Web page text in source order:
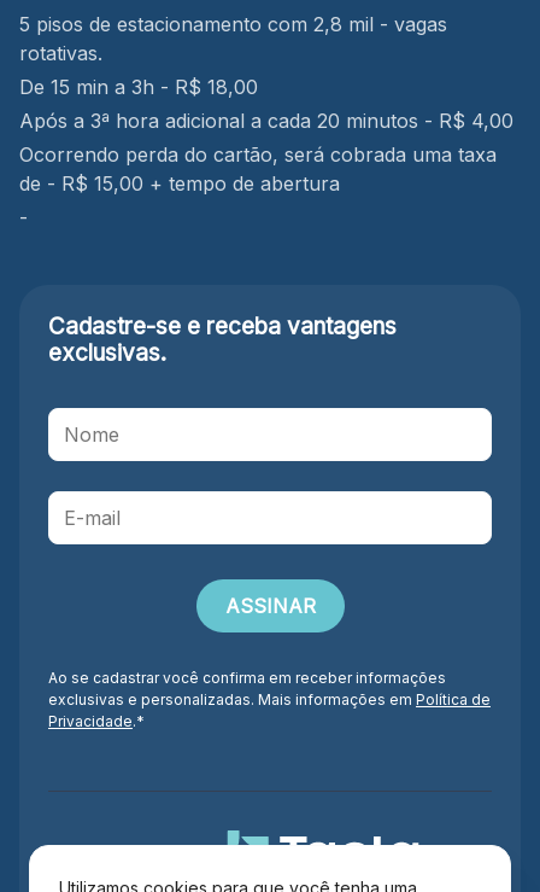
Utilizamos cookies para que você tenha uma
5 pisos de estacionamento com 2,8 mil - vagas
rotativas.
De 15 min a 3h - R$ 18,00
Após a 3ª hora adicional a cada 20 minutos - R$ 4,00
Ocorrendo perda do cartão, será cobrada uma taxa
de - R$ 15,00 + tempo de abertura
-
Cadastre-se e receba vantagens
exclusivas.
Ao se cadastrar você confirma em receber informações
exclusivas e personalizadas. Mais informações em Política de
Privacidade.*